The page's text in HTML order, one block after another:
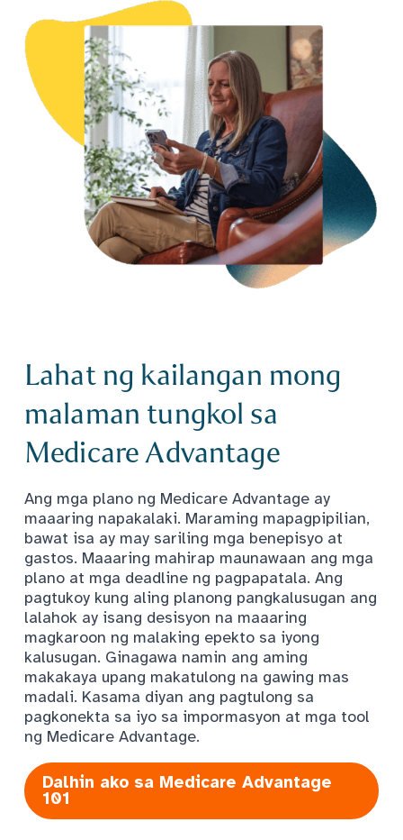
Lahat ng kailangan mong
malaman tungkol sa
Medicare Advantage
Ang mga plano ng Medicare Advantage ay
maaaring napakalaki. Maraming mapagpipilian,
bawat isa ay may sariling mga benepisyo at
gastos. Maaaring mahirap maunawaan ang mga
plano at mga deadline ng pagpapatala. Ang
pagtukoy kung aling planong pangkalusugan ang
lalahok ay isang desisyon na maaaring
magkaroon ng malaking epekto sa iyong
kalusugan. Ginagawa namin ang aming
makakaya upang makatulong na gawing mas
madali. Kasama diyan ang pagtulong sa
pagkonekta sa iyo sa impormasyon at mga tool
ng Medicare Advantage.
Dalhin ako sa Medicare Advantage
101